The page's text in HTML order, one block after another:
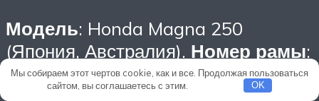
Модель: Honda Magna 250
(Япония, Австралия). Номер рамы:
MC29-1600001~.Заводское
обозначение: VT250C5.
Мы собираем этот чертов cookie, как и все. Продолжая пользоваться
сайтом, вы соглашаетесь с этим.
OK